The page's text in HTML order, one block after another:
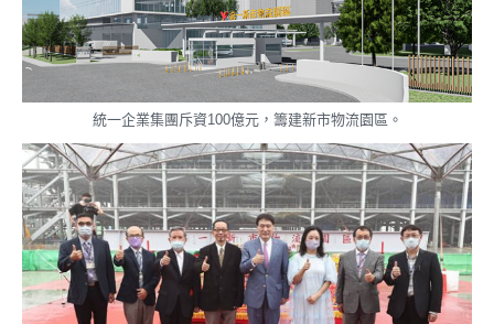
統一企業集團斥資100億元，籌建新市物流園區。